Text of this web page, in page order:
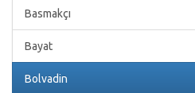
Basmakçı
Bayat
Bolvadin